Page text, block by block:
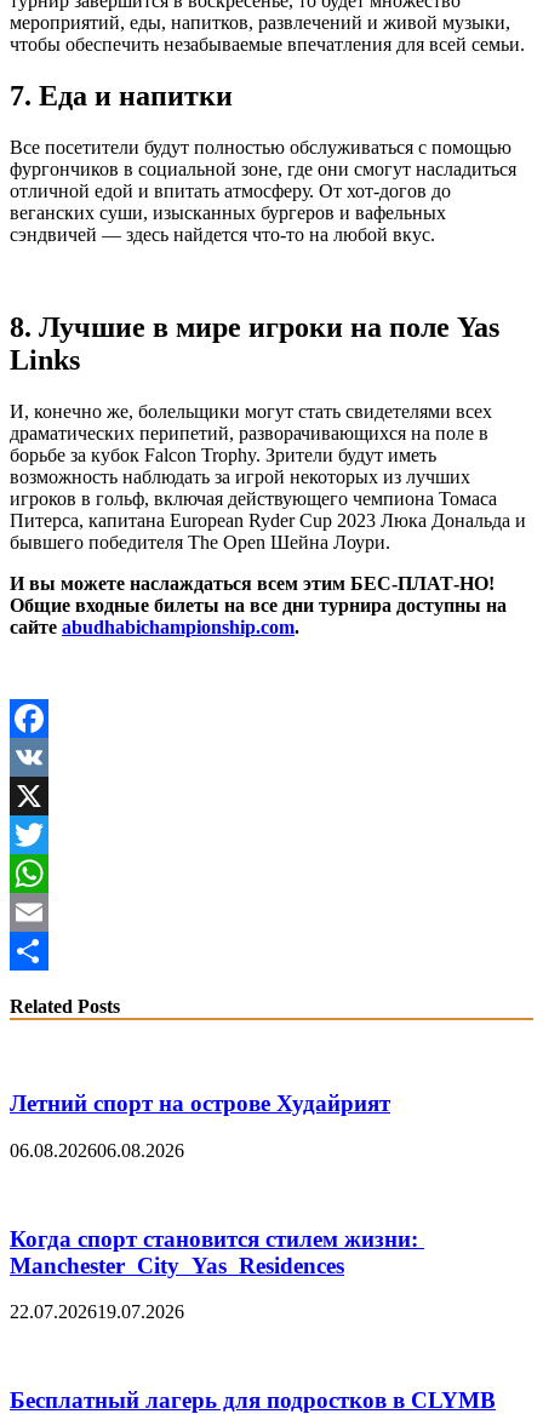
мероприятий, еды, напитков, развлечений и живой музыки,
чтобы обеспечить незабываемые впечатления для всей семьи.
7. Еда и напитки
Все посетители будут полностью обслуживаться с помощью
фургончиков в социальной зоне, где они смогут насладиться
отличной едой и впитать атмосферу. От хот-догов до
веганских суши, изысканных бургеров и вафельных
сэндвичей — здесь найдется что-то на любой вкус.
8. Лучшие в мире игроки на поле Yas
Links
И, конечно же, болельщики могут стать свидетелями всех
драматических перипетий, разворачивающихся на поле в
борьбе за кубок Falcon Trophy. Зрители будут иметь
возможность наблюдать за игрой некоторых из лучших
игроков в гольф, включая действующего чемпиона Томаса
Питерса, капитана European Ryder Cup 2023 Люка Дональда и
бывшего победителя The Open Шейна Лоури.
И вы можете наслаждаться всем этим БЕС-ПЛАТ-НО!
Общие входные билеты на все дни турнира доступны на
сайте abudhabichampionship.com.
Facebook
VK
X
Twitter
WhatsApp
Email
Related Posts
Летний спорт на острове Худайрият
06.08.202606.08.2026
Когда спорт становится стилем жизни:
Manchester City Yas Residences
22.07.202619.07.2026
Бесплатный лагерь для подростков в CLYMB